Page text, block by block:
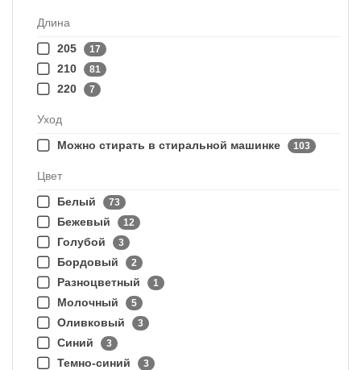
Длина
205
17
210 81
220 7
Уход
Можно стирать в стиральной машинке
103
Цвет
Белый
73
Бежевый 12
Голубой 3
Бордовый 2
Разноцветный 1
Молочный 5
Оливковый 3
Синий 3
Темно-синий 3